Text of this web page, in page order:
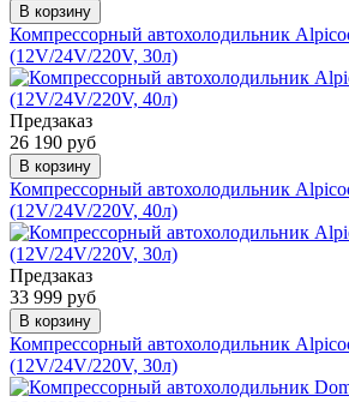
В корзину
Компрессорный автохолодильник
(12V/24V/220V, 30л)
Предзаказ
26 190 руб
В корзину
Компрессорный автохолодильник
(12V/24V/220V, 40л)
Предзаказ
33 999 руб
В корзину
Компрессорный автохолодильник
(12V/24V/220V, 30л)